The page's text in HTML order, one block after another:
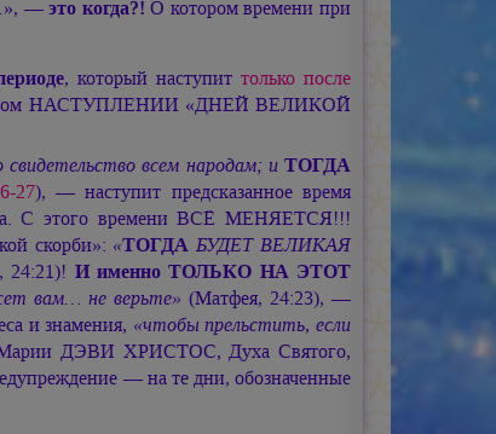
— это когда?! О котором времени при
, который наступит только после
НАСТУПЛЕНИИ «ДНЕЙ ВЕЛИКОЙ
свидетельство всем народам; и ТОГДА
27), — наступит предсказанное время
С этого времени ВСЁ МЕНЯЕТСЯ!!!
скорби»: «ТОГДА БУДЕТ ВЕЛИКАЯ
24:21)! И именно ТОЛЬКО НА ЭТОТ
вам… не верьте» (Матфея, 24:23), —
и знамения, «чтобы прельстить, если
ДЭВИ ХРИСТОС, Духа Святого,
— на те дни, обозначенные